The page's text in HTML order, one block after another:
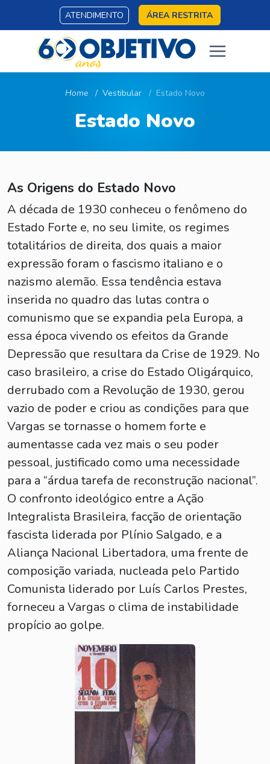
ATENDIMENTO ÁREA RESTRITA
Home Vestibular Estado Novo
Estado Novo
As Origens do Estado Novo
A década de 1930 conheceu o fenômeno do
Estado Forte e, no seu limite, os regimes
totalitários de direita, dos quais a maior
expressão foram o fascismo italiano e o
nazismo alemão. Essa tendência estava
inserida no quadro das lutas contra o
comunismo que se expandia pela Europa, a
essa época vivendo os efeitos da Grande
Depressão que resultara da Crise de 1929. No
caso brasileiro, a crise do Estado Oligárquico,
derrubado com a Revolução de 1930, gerou
vazio de poder e criou as condições para que
Vargas se tornasse o homem forte e
aumentasse cada vez mais o seu poder
pessoal, justificado como uma necessidade
para a “árdua tarefa de reconstrução nacional”.
O confronto ideológico entre a Ação
Integralista Brasileira, facção de orientação
fascista liderada por Plínio Salgado, e a
Aliança Nacional Libertadora, uma frente de
composição variada, nucleada pelo Partido
Comunista liderado por Luís Carlos Prestes,
forneceu a Vargas o clima de instabilidade
propício ao golpe.